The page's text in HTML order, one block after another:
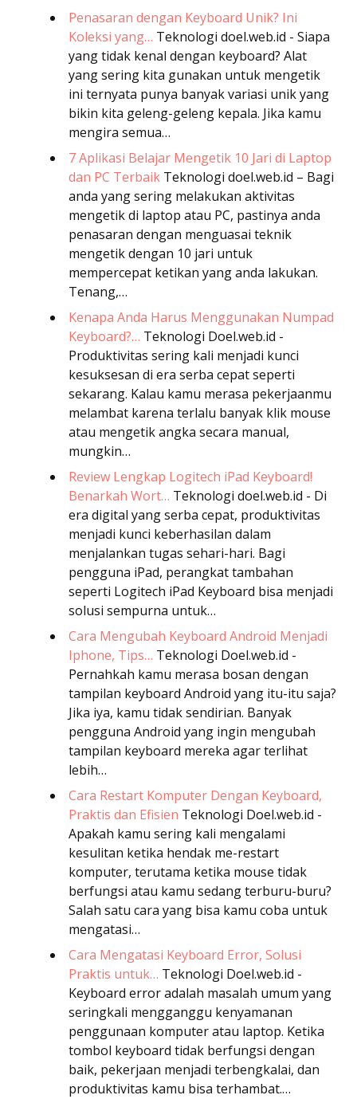
Penasaran dengan Keyboard Unik? Ini
Koleksi yang… Teknologi doel.web.id - Siapa
yang tidak kenal dengan keyboard? Alat
yang sering kita gunakan untuk mengetik
ini ternyata punya banyak variasi unik yang
bikin kita geleng-geleng kepala. Jika kamu
mengira semua…
7 Aplikasi Belajar Mengetik 10 Jari di Laptop
dan PC Terbaik Teknologi doel.web.id – Bagi
anda yang sering melakukan aktivitas
mengetik di laptop atau PC, pastinya anda
penasaran dengan menguasai teknik
mengetik dengan 10 jari untuk
mempercepat ketikan yang anda lakukan.
Tenang,…
Kenapa Anda Harus Menggunakan Numpad
Keyboard?… Teknologi Doel.web.id -
Produktivitas sering kali menjadi kunci
kesuksesan di era serba cepat seperti
sekarang. Kalau kamu merasa pekerjaanmu
melambat karena terlalu banyak klik mouse
atau mengetik angka secara manual,
mungkin…
Review Lengkap Logitech iPad Keyboard!
Benarkah Wort… Teknologi doel.web.id - Di
era digital yang serba cepat, produktivitas
menjadi kunci keberhasilan dalam
menjalankan tugas sehari-hari. Bagi
pengguna iPad, perangkat tambahan
seperti Logitech iPad Keyboard bisa menjadi
solusi sempurna untuk…
Cara Mengubah Keyboard Android Menjadi
Iphone, Tips… Teknologi Doel.web.id -
Pernahkah kamu merasa bosan dengan
tampilan keyboard Android yang itu-itu saja?
Jika iya, kamu tidak sendirian. Banyak
pengguna Android yang ingin mengubah
tampilan keyboard mereka agar terlihat
lebih…
Cara Restart Komputer Dengan Keyboard,
Praktis dan Efisien Teknologi Doel.web.id -
Apakah kamu sering kali mengalami
kesulitan ketika hendak me-restart
komputer, terutama ketika mouse tidak
berfungsi atau kamu sedang terburu-buru?
Salah satu cara yang bisa kamu coba untuk
mengatasi…
Cara Mengatasi Keyboard Error, Solusi
Praktis untuk… Teknologi Doel.web.id -
Keyboard error adalah masalah umum yang
seringkali mengganggu kenyamanan
penggunaan komputer atau laptop. Ketika
tombol keyboard tidak berfungsi dengan
baik, pekerjaan menjadi terbengkalai, dan
produktivitas kamu bisa terhambat.…